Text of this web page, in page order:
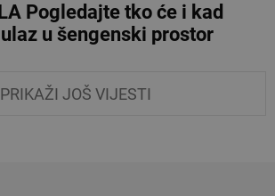
Pogledajte tko će i kad
u šengenski prostor
PRIKAŽI JOŠ VIJESTI